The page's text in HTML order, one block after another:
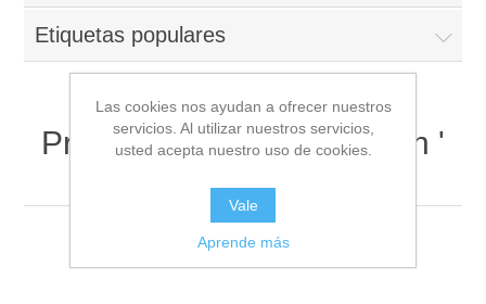
Etiquetas populares
Productos etiquetados con '
·#color '
Las cookies nos ayudan a ofrecer nuestros
servicios. Al utilizar nuestros servicios,
usted acepta nuestro uso de cookies.
Vale
Aprende más